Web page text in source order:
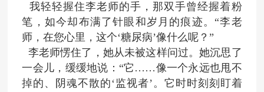
我轻轻握住李老师的手，那双手曾经握着粉
笔，如今却布满了针眼和岁月的痕迹。 “李老
师，在您心里，这个‘糖尿病’像什么呢？”
李老师愣住了，她从未被这样问过。她沉思了
一会儿，缓缓地说： “它……像一个永远也甩不
掉的、阴魂不散的‘监视者’。它时时刻刻盯着